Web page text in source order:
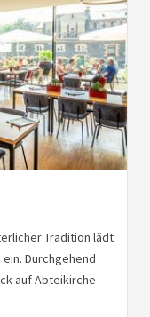
Tradition lädt
Durchgehend
auf Abteikirche